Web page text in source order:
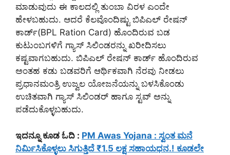
ಮಾಡುವುದು ಈ ಕಾಲದಲ್ಲಿ ತುಂಬಾ ವಿರಳ ಎಂದೇ
ಹೇಳಬಹುದು. ಆದರೆ ಕೆಲವೊಂದಿಷ್ಟು ಬಿಪಿಎಲ್ ರೇಷನ್
ಕಾರ್ಡ್(BPL Ration Card) ಹೊಂದಿರುವ ಬಡ
ಕುಟುಂಬಗಳಿಗೆ ಗ್ಯಾಸ್ ಸಿಲಿಂಡರನ್ನು ಖರೀದಿಸಲು
ಕಷ್ಟವಾಗಬಹುದು. ಬಿಪಿಎಲ್ ರೇಷನ್ ಕಾರ್ಡ್ ಹೊಂದಿರುವ
ಅಂತಹ ಕಡು ಬಡವರಿಗೆ ಆರ್ಥಿಕವಾಗಿ ನೆರವು ನೀಡಲು
ಪ್ರಧಾನಮಂತ್ರಿ ಉಜ್ವಲ ಯೋಜನೆಯನ್ನು ಬಳಸಿಕೊಂಡು
ಉಚಿತವಾಗಿ ಗ್ಯಾಸ್ ಸಿಲಿಂಡರ್ ಹಾಗೂ ಸ್ಟವ್ ಅನ್ನು
ಪಡೆದುಕೊಳ್ಳಬಹುದು.
ಇದನ್ನೂ ಕೂಡ ಓದಿ : PM Awas Yojana : ಸ್ವಂತ ಮನೆ
ನಿರ್ಮಿಸಿಕೊಳ್ಳಲು ಸಿಗುತ್ತಿದೆ ₹1.5 ಲಕ್ಷ ಸಹಾಯಧನ.! ಕೂಡಲೇ